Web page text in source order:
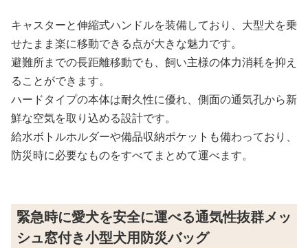
キャスターと伸縮式ハンドルを装備しており、大型犬を乗
せたまま楽に移動できる点が大きな魅力です。
避難所までの長距離移動でも、飼い主様の体力消耗を抑え
ることができます。
ハードタイプの本体は耐久性に優れ、側面の通気孔から新
鮮な空気を取り込める設計です。
給水ボトルホルダーや備品収納ポケットも備わっており、
防災時に必要なものをすべてまとめて運べます。
緊急時に愛犬を安全に運べる通気性抜群メッ
シュ窓付き小型犬用防災バッグ